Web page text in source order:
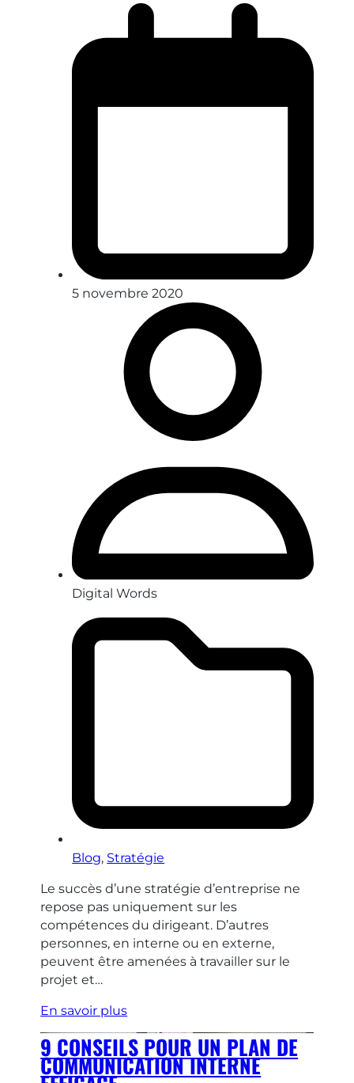
5 novembre 2020
Digital Words
Blog, Stratégie
Le succès d’une stratégie d’entreprise ne
repose pas uniquement sur les
compétences du dirigeant. D’autres
personnes, en interne ou en externe,
peuvent être amenées à travailler sur le
projet et…
En savoir plus
9 CONSEILS POUR UN PLAN DE
COMMUNICATION INTERNE